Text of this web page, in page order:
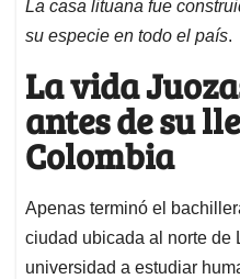
La casa lituana fue
su especie en todo el país.
La vida
antes de su
Colombia
Apenas terminó el
ciudad ubicada al norte de
universidad a estudiar